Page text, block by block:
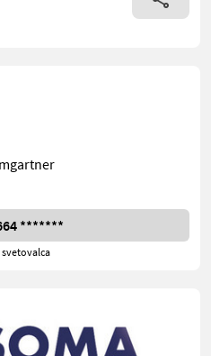
*******